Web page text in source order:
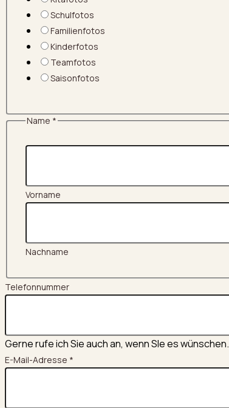
Schulfotos
Familienfotos
Kinderfotos
Teamfotos
Saisonfotos
Name *
Vorname
Nachname
Ihr
Telefonnummer
Gerne rufe ich Sie auch an, wenn SIe es wünschen.
E-Mail-Adresse *